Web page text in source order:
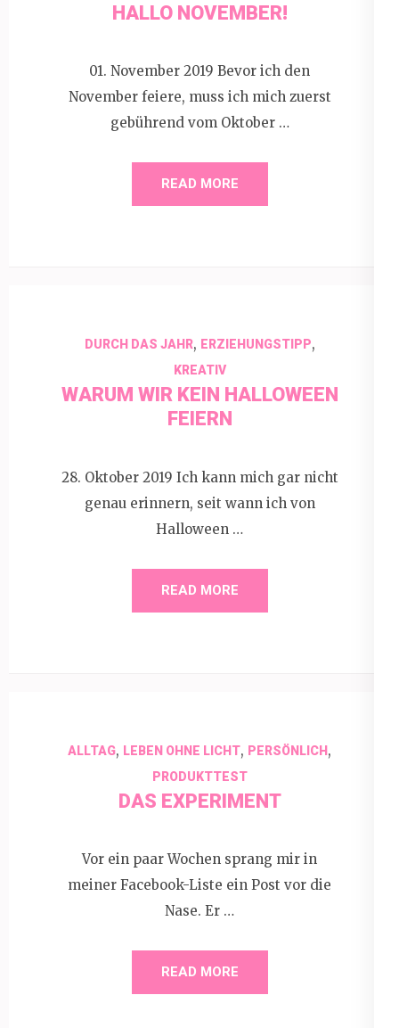
HALLO NOVEMBER!
01. November 2019 Bevor ich den
November feiere, muss ich mich zuerst
gebührend vom Oktober …
READ MORE
DURCH DAS JAHR, ERZIEHUNGSTIPP,
KREATIV
WARUM WIR KEIN HALLOWEEN
FEIERN
28. Oktober 2019 Ich kann mich gar nicht
genau erinnern, seit wann ich von
Halloween …
READ MORE
ALLTAG, LEBEN OHNE LICHT, PERSÖNLICH,
PRODUKTTEST
DAS EXPERIMENT
Vor ein paar Wochen sprang mir in
meiner Facebook-Liste ein Post vor die
Nase. Er …
READ MORE